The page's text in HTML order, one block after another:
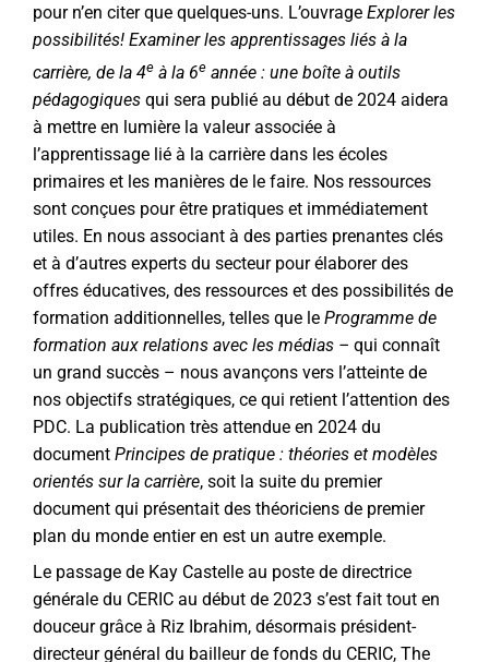
pour n’en citer que quelques-uns. L’ouvrage Explorer les
possibilités! Examiner les apprentissages liés à la
carrière, de la 4e à la 6e année : une boîte à outils
pédagogiques qui sera publié au début de 2024 aidera
à mettre en lumière la valeur associée à
l’apprentissage lié à la carrière dans les écoles
primaires et les manières de le faire. Nos ressources
sont conçues pour être pratiques et immédiatement
utiles. En nous associant à des parties prenantes clés
et à d’autres experts du secteur pour élaborer des
offres éducatives, des ressources et des possibilités de
formation additionnelles, telles que le Programme de
formation aux relations avec les médias – qui connaît
un grand succès – nous avançons vers l’atteinte de
nos objectifs stratégiques, ce qui retient l’attention des
PDC. La publication très attendue en 2024 du
document Principes de pratique : théories et modèles
orientés sur la carrière, soit la suite du premier
document qui présentait des théoriciens de premier
plan du monde entier en est un autre exemple.
Le passage de Kay Castelle au poste de directrice
générale du CERIC au début de 2023 s’est fait tout en
douceur grâce à Riz Ibrahim, désormais président-
directeur général du bailleur de fonds du CERIC, The